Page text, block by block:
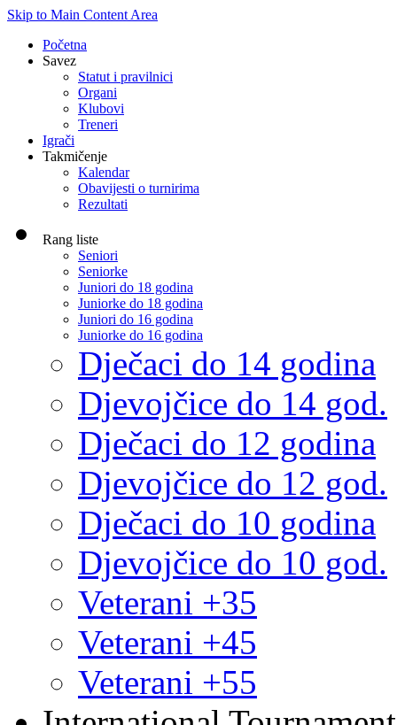
Skip to Main Content Area
Početna
Savez
Statut i pravilnici
Organi
Klubovi
Treneri
Igrači
Takmičenje
Kalendar
Obavijesti o turnirima
Rezultati
Rang liste
Seniori
Seniorke
Juniori do 18 godina
Juniorke do 18 godina
Juniori do 16 godina
Juniorke do 16 godina
Dječaci do 14 godina
Djevojčice do 14 god.
Dječaci do 12 godina
Djevojčice do 12 god.
Dječaci do 10 godina
Djevojčice do 10 god.
Veterani +35
Veterani +45
Veterani +55